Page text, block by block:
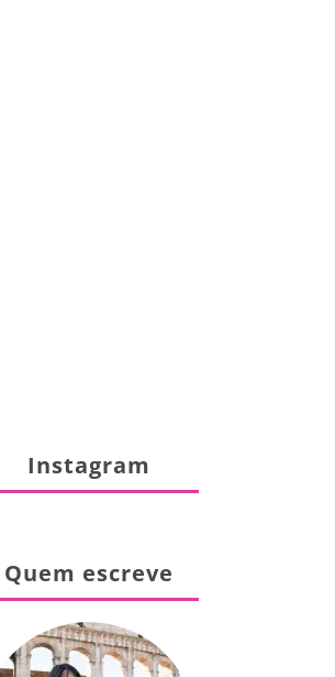
Instagram
Quem escreve